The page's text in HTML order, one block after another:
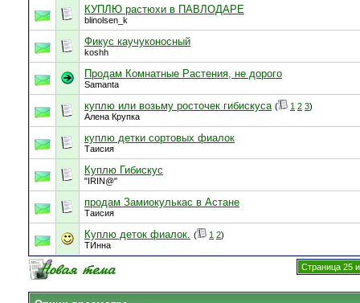
КУПЛЮ растюхи в ПАВЛОДАРЕ
blinolsen_k
Фикус каучуконосный
koshh
Продам Комнатные Растения, не дорого
Samanta
куплю или возьму росточек гибискуса ( 1 2 3)
Алена Крупка
куплю детки сортовых фиалок
Таисия
Куплю Гибискус
"IRIN@"
продам Замиокулькас в Астане
Таисия
Куплю деток фиалок. ( 1 2)
ТИнна
Страница 25